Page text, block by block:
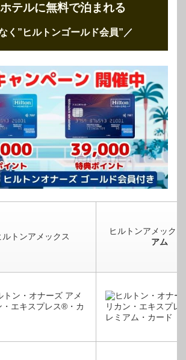
テルに無料で泊まれる
く”ヒルトンゴールド会員” ／
ルトンアメックス
ヒルトンアメックス
アム